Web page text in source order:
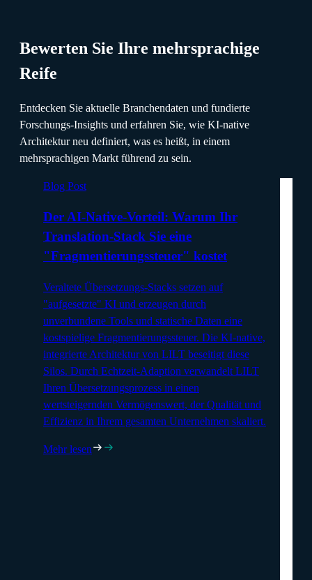
Bewerten Sie Ihre mehrsprachige
Reife
Entdecken Sie aktuelle Branchendaten und fundierte
Forschungs-Insights und erfahren Sie, wie KI-native
Architektur neu definiert, was es heißt, in einem
mehrsprachigen Markt führend zu sein.
Blog Post
Der AI-Native-Vorteil: Warum Ihr
Translation-Stack Sie eine
"Fragmentierungssteuer" kostet
Veraltete Übersetzungs-Stacks setzen auf
"aufgesetzte" KI und erzeugen durch
unverbundene Tools und statische Daten eine
kostspielige Fragmentierungssteuer. Die KI-native,
integrierte Architektur von LILT beseitigt diese
Silos. Durch Echtzeit-Adaption verwandelt LILT
Ihren Übersetzungsprozess in einen
wertsteigernden Vermögenswert, der Qualität und
Effizienz in Ihrem gesamten Unternehmen skaliert.
Mehr lesen